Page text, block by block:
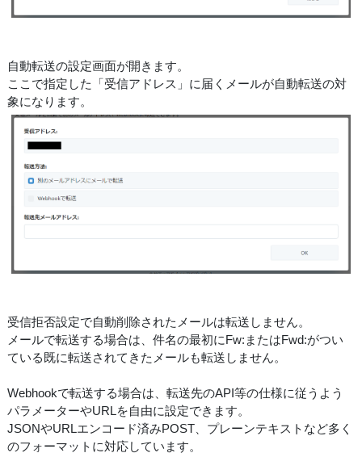
自動転送の設定画面が開きます。
ここで指定した「受信アドレス」に届くメールが自動転送の対
象になります。
受信拒否設定で自動削除されたメールは転送しません。
メールで転送する場合は、件名の最初にFw:またはFwd:がつい
ている既に転送されてきたメールも転送しません。
Webhookで転送する場合は、転送先のAPI等の仕様に従うよう
パラメーターやURLを自由に設定できます。
JSONやURLエンコード済みPOST、プレーンテキストなど多く
のフォーマットに対応しています。